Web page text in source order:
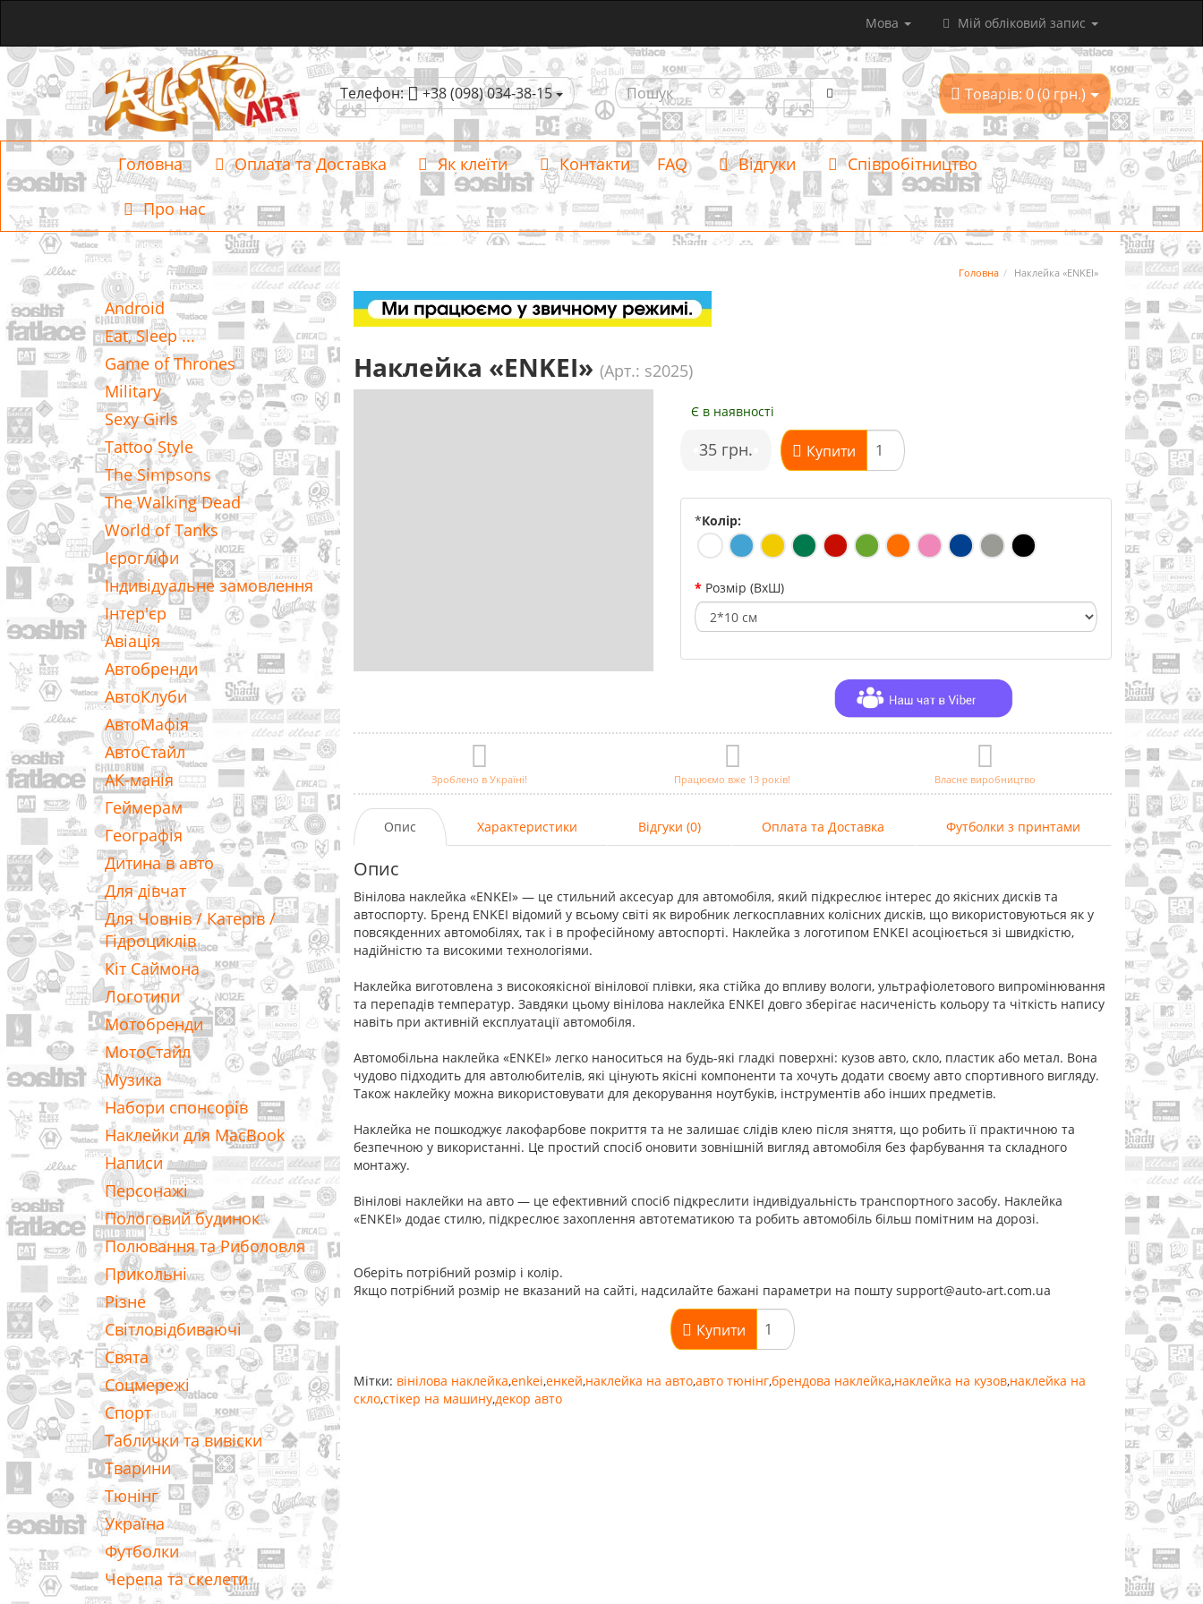
Мова Мій обліковий запис
Телефон: +38 (098) 034-38-15 Товарів: 0 (0 грн.)
Головна Оплата та Доставка Як клеїти Контакти FAQ Відгуки Співробітництво
Про нас
Категорії
Android
Eat, Sleep ...
Game of Thrones
Military
Sexy Girls
Tattoo Style
The Simpsons
The Walking Dead
World of Tanks
Ієрогліфи
Індивідуальне замовлення
Інтер'єр
Авіація
Автобренди
АвтоКлуби
АвтоМафія
АвтоСтайл
АК-манія
Геймерам
Географія
Дитина в авто
Для дівчат
Для Човнів / Катерів /
Гідроциклів
Кіт Саймона
Логотипи
Мотобренди
МотоСтайл
Музика
Набори спонсорів
Наклейки для MacBook
Написи
Персонажі
Пологовий будинок
Полювання та Риболовля
Прикольні
Різне
Світловідбиваючі
Свята
Соцмережі
Спорт
Таблички та вивіски
Тварини
Тюнінг
Україна
Футболки
Черепа та скелети
Головна Наклейка «ENKEI»
Наклейка «ENKEI» (Арт.: s2025)
Є в наявності
•35 грн. Купити
*Колір:
Розмір (ВхШ)
Зроблено в Україні! Працюємо вже 13 років! Власне виробництво
Опис Характеристики Відгуки (0) Оплата та Доставка Футболки з принтами
Опис
Вінілова наклейка «ENKEI» — це стильний аксесуар для автомобіля, який підкреслює інтерес до якісних дисків та
автоспорту. Бренд ENKEI відомий у всьому світі як виробник легкосплавних колісних дисків, що використовуються як у
повсякденних автомобілях, так і в професійному автоспорті. Наклейка з логотипом ENKEI асоціюється зі швидкістю,
надійністю та високими технологіями.
Наклейка виготовлена з високоякісної вінілової плівки, яка стійка до впливу вологи, ультрафіолетового випромінювання
та перепадів температур. Завдяки цьому вінілова наклейка ENKEI довго зберігає насиченість кольору та чіткість напису
навіть при активній експлуатації автомобіля.
Автомобільна наклейка «ENKEI» легко наноситься на будь-які гладкі поверхні: кузов авто, скло, пластик або метал. Вона
чудово підходить для автолюбителів, які цінують якісні компоненти та хочуть додати своєму авто спортивного вигляду.
Також наклейку можна використовувати для декорування ноутбуків, інструментів або інших предметів.
Наклейка не пошкоджує лакофарбове покриття та не залишає слідів клею після зняття, що робить її практичною та
безпечною у використанні. Це простий спосіб оновити зовнішній вигляд автомобіля без фарбування та складного
монтажу.
Вінілові наклейки на авто — це ефективний спосіб підкреслити індивідуальність транспортного засобу. Наклейка
«ENKEI» додає стилю, підкреслює захоплення автотематикою та робить автомобіль більш помітним на дорозі.
Оберіть потрібний розмір і колір.
Якщо потрібний розмір не вказаний на сайті, надсилайте бажані параметри на пошту support@auto-art.com.ua
Купити
Мітки: вінілова наклейка,enkei,енкей,наклейка на авто,авто тюнінг,брендова наклейка,наклейка на кузов,наклейка на
скло,стікер на машину,декор авто